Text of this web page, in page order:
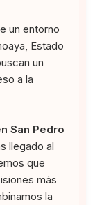
un entorno
Estado
un
a la
San Pedro
llegado al
que
más
la